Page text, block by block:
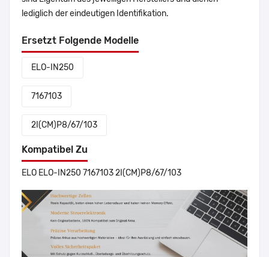
lediglich der eindeutigen Identifikation.
Ersetzt Folgende Modelle
ELO-IN250
7167103
2I(CM)P8/67/103
Kompatibel Zu
ELO ELO-IN250 7167103 2I(CM)P8/67/103